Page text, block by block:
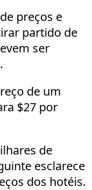
preços e
partido de
ser
de um
$27 por
de
esclarece
dos hotéis.